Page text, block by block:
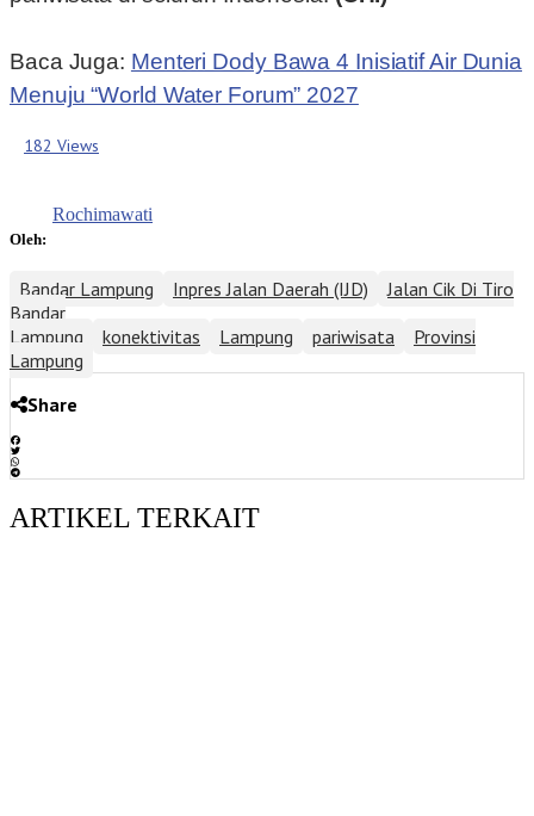
Baca Juga: Menteri Dody Bawa 4 Inisiatif Air Dunia
Menuju “World Water Forum” 2027
182 Views
Oleh:
Rochimawati
Bandar Lampung Inpres Jalan Daerah (IJD)
Jalan Cik Di Tiro
Bandar
Lampung
konektivitas Lampung pariwisata
Provinsi
Lampung
Share
ARTIKEL TERKAIT